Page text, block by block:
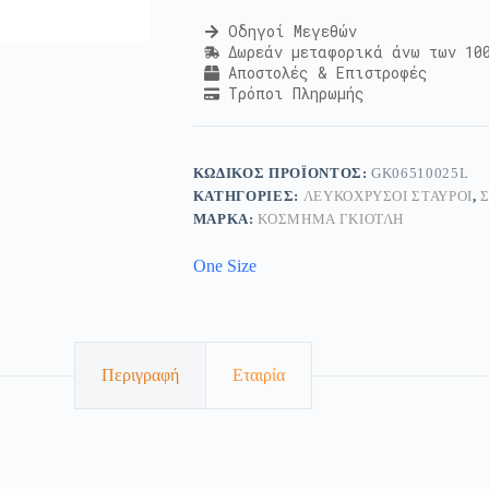
Οδηγοί Μεγεθών
Δωρεάν μεταφορικά άνω των
Αποστολές & Επιστροφές
Τρόποι Πληρωμής
ΚΩΔΙΚΌΣ ΠΡΟΪΌΝΤΟΣ:GK06510025L
ΚΑΤΗΓΟΡΊΕΣ: ΛΕΥΚΌΧΡΥΣΟΙ ΣΤΑΥΡΟΊ,
ΜΆΡΚΑ:ΚΟΣΜΗΜΑ ΓΚΙΟΤΛΗ
One Size
Περιγραφή Εταιρία